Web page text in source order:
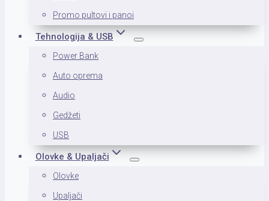
Promo pultovi i panoi
Tehnologija & USB
Power Bank
Auto oprema
Audio
Gedžeti
USB
Olovke & Upaljači
Olovke
Upaljači